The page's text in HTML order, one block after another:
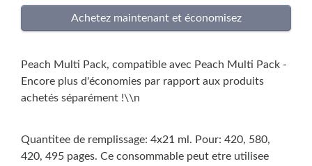
Peach Multi Pack, compatible avec Peach Multi Pack -
Encore plus d'économies par rapport aux produits
achetés séparément !\\n
Quantitee de remplissage: 4x21 ml. Pour: 420, 580,
420, 495 pages. Ce consommable peut etre utilisee